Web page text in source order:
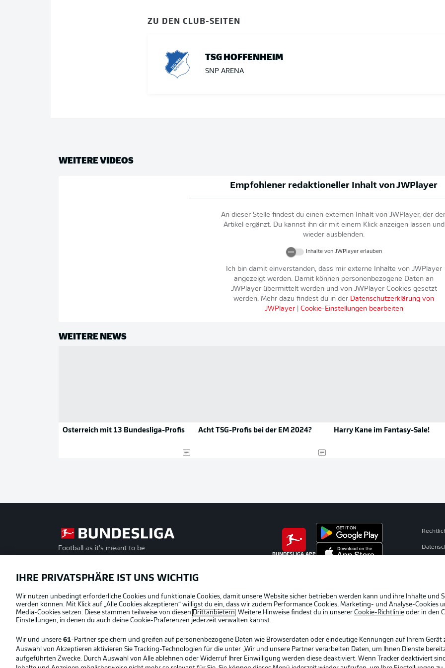
ZU DEN CLUB-SEITEN
TSG HOFFENHEIM
SNP ARENA
WEITERE VIDEOS
Empfohlener redaktioneller Inhalt vonJWPlayer
An dieser Stelle findest du einen externen Inhalt von JWPlayer, der
Artikel ergänzt. Du kannst ihn dir mit einem Klick anzeigen lassen und
wieder ausblenden.
Inhalte von JWPlayererlauben
Ich bin damit einverstanden, dass mir externe Inhalte von JWPlayer
angezeigt werden. Damit können personenbezogene Daten an
JWPlayerübermittelt werden und von JWPlayerCookies gesetzt
werden. Mehr dazu findest du in der Datenschutzerklärung von
JWPlayer| Cookie-Einstellungen bearbeiten
WEITERE NEWS
Österreich mit 13 Bundesliga-Profis Acht TSG-Profis bei der EM 2024? Harry Kane im Fantasy-Sale!
Football as it's meant to be
BUNDESLIGA APP
Offizielle Partner
Partner
IHRE PRIVATSPHÄRE IST UNS WICHTIG
Wir nutzen unbedingt erforderliche Cookies und funktionale Cookies, damit unsere Website sicher betrieben werden kann und ihre Inhalte und
werden können. Mit Klick auf „Alle Cookies akzeptieren“ willigst du ein, dass wir zudem Performance Cookies, Marketing- und Analyse-Cookies
Media-Cookies setzen. Diese stammen teilweise von diesen Drittanbietern. Weitere Hinweise findest du in unserer Cookie-Richtlinie oder in den
Einstellungen, in denen du auch deine Cookie-Präferenzen jederzeit verwalten kannst.
Wir und unsere 61-Partner speichern und greifen auf personenbezogene Daten wie Browserdaten oder eindeutige Kennungen auf Ihrem Gerät
Auswahl von Akzeptieren aktivieren Sie Tracking-Technologien für die unter „Wir und unsere Partner verarbeiten Daten, um Ihnen Dienste
aufgeführten Zwecke. Durch Auswahl von Alle ablehnen oder Widerruf Ihrer Einwilligung werden diese deaktiviert. Wenn Tracker deaktiviert